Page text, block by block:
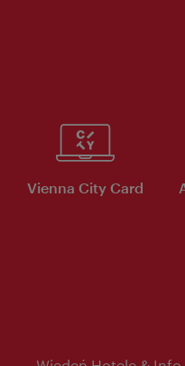
Vienna City Card